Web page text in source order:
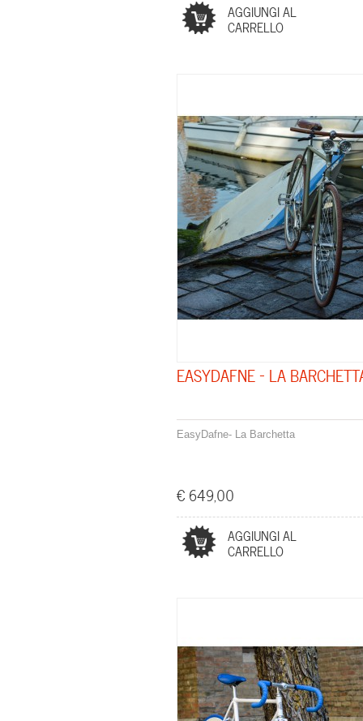
AGGIUNGI AL
CARRELLO
EASYDAFNE - LA
EasyDafne- La Barchetta
€ 649,00
AGGIUNGI AL
CARRELLO